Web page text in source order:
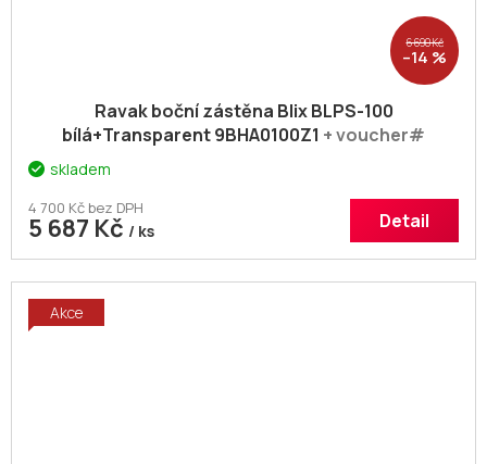
6 690 Kč
–14 %
Ravak boční zástěna Blix BLPS-100
bílá+Transparent 9BHA0100Z1 + voucher#
skladem
4 700 Kč bez DPH
5 687 Kč / ks Detail
Akce